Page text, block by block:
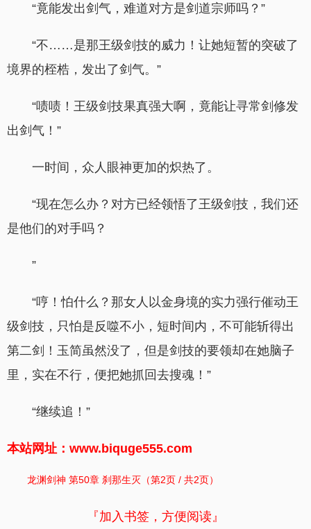
“竟能发出剑气，难道对方是剑道宗师吗？”
“不……是那王级剑技的威力！让她短暂的突破了
境界的桎梏，发出了剑气。”
“啧啧！王级剑技果真强大啊，竟能让寻常剑修发
出剑气！”
一时间，众人眼神更加的炽热了。
“现在怎么办？对方已经领悟了王级剑技，我们还
是他们的对手吗？
”
“哼！怕什么？那女人以金身境的实力强行催动王
级剑技，只怕是反噬不小，短时间内，不可能斩得出
第二剑！玉简虽然没了，但是剑技的要领却在她脑子
里，实在不行，便把她抓回去搜魂！”
“继续追！”
本站网址：www.biquge555.com
龙渊剑神 第50章 刹那生灭（第2页 / 共2页）
『加入书签，方便阅读』